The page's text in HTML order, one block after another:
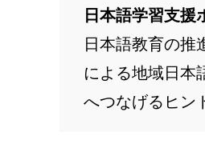
日本語学習支援
日本語教育の推
による地域日本
へつなげるヒン